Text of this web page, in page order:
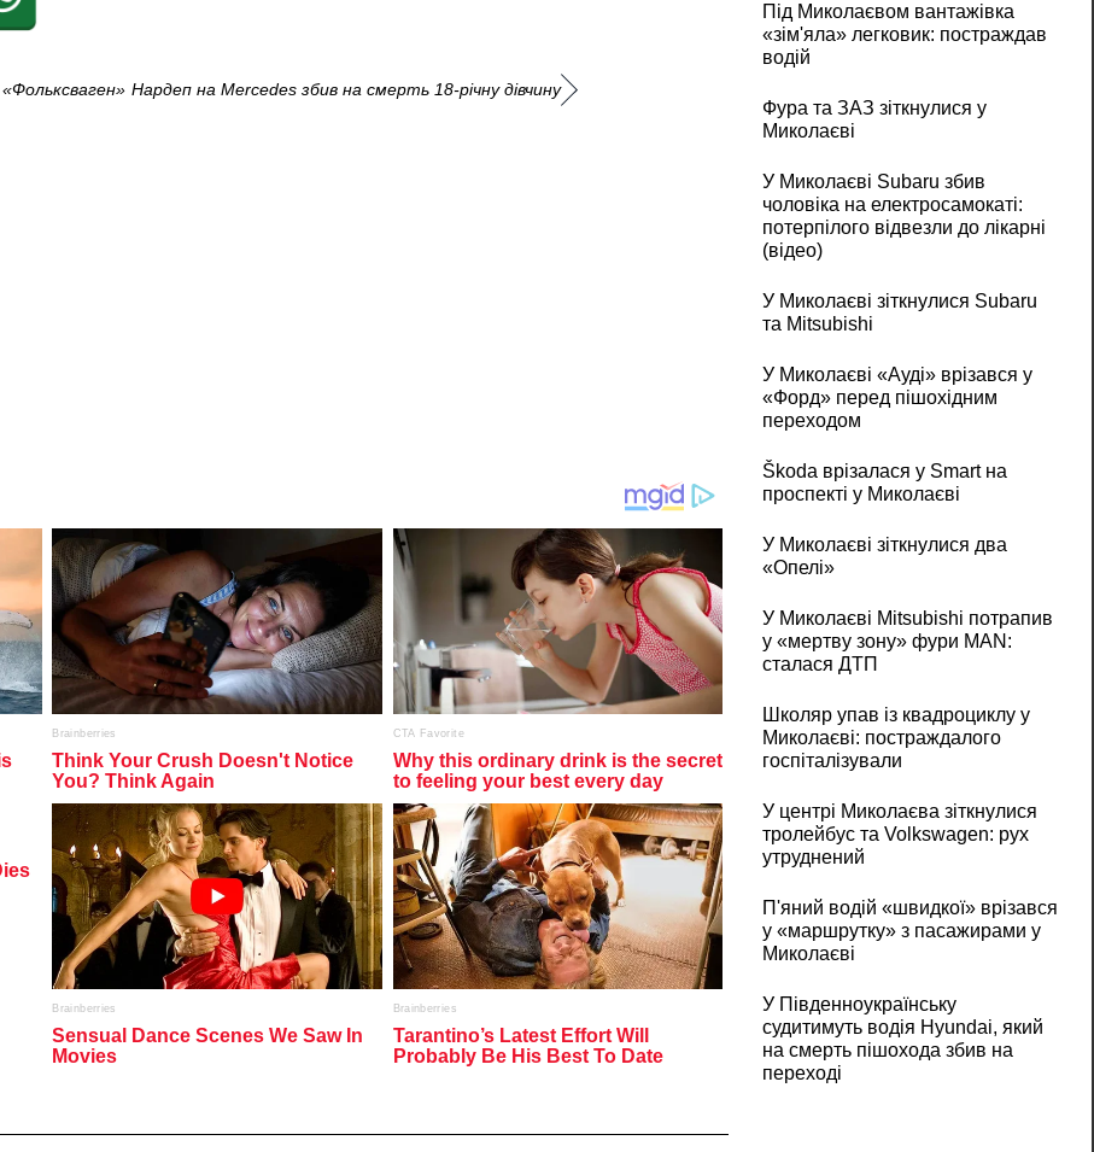
«Фольксваген» Нардеп на Mercedes збив на смерть 18-річну дівчину
Під Миколаєвом вантажівка
«зім'яла» легковик: постраждав
водій
Фура та ЗАЗ зіткнулися у
Миколаєві
У Миколаєві Subaru збив
чоловіка на електросамокаті:
потерпілого відвезли до лікарні
(відео)
У Миколаєві зіткнулися Subaru
та Mitsubishi
У Миколаєві «Ауді» врізався у
«Форд» перед пішохідним
переходом
Škoda врізалася у Smart на
проспекті у Миколаєві
У Миколаєві зіткнулися два
«Опелі»
У Миколаєві Mitsubishi потрапив
у «мертву зону» фури MAN:
сталася ДТП
Школяр упав із квадроциклу у
Миколаєві: постраждалого
госпіталізували
У центрі Миколаєва зіткнулися
тролейбус та Volkswagen: рух
утруднений
П'яний водій «швидкої» врізався
у «маршрутку» з пасажирами у
Миколаєві
У Південноукраїнську
судитимуть водія Hyundai, який
на смерть пішохода збив на
переході